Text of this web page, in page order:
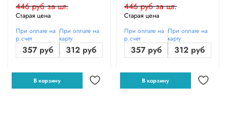
446 руб за шт.
Старая цена
При оплате на
р.счет
357 руб
При оплате на
карту
312 руб
В корзину
446 руб за шт.
Старая цена
При оплате на
р.счет
357 руб
При оплате на
карту
312 руб
В корзину